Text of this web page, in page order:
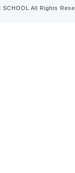
SCHOOL All Rights